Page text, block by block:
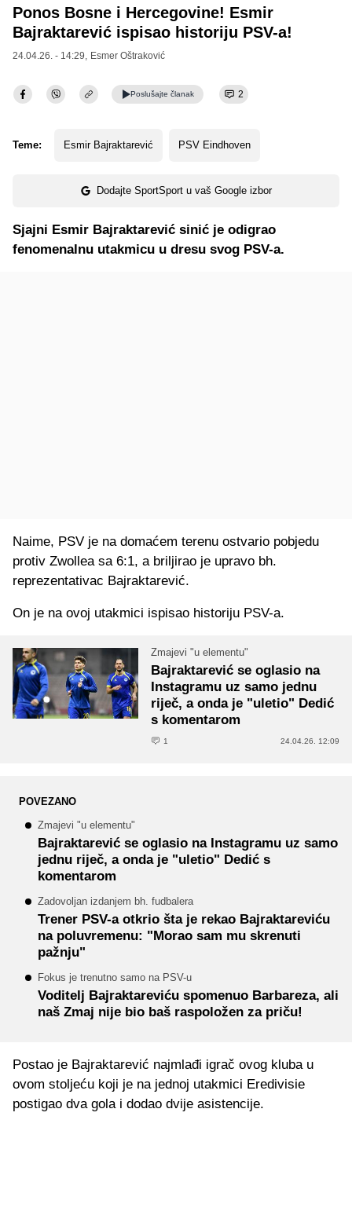
Ponos Bosne i Hercegovine! Esmir
Bajraktarević ispisao historiju PSV-a!
24.04.26. - 14:29, Esmer Oštraković
Poslušajte članak 2
Teme: Esmir Bajraktarević PSV Eindhoven
Dodajte SportSport u vaš Google izbor
Sjajni Esmir Bajraktarević sinić je odigrao
fenomenalnu utakmicu u dresu svog PSV-a.
Naime, PSV je na domaćem terenu ostvario pobjedu
protiv Zwollea sa 6:1, a briljirao je upravo bh.
reprezentativac Bajraktarević.
On je na ovoj utakmici ispisao historiju PSV-a.
Zmajevi "u elementu"
Bajraktarević se oglasio na
Instagramu uz samo jednu
riječ, a onda je "uletio" Dedić
s komentarom
1 24.04.26. 12:09
POVEZANO
Zmajevi "u elementu"
Bajraktarević se oglasio na Instagramu uz samo
jednu riječ, a onda je "uletio" Dedić s
komentarom
Zadovoljan izdanjem bh. fudbalera
Trener PSV-a otkrio šta je rekao Bajraktareviću
na poluvremenu: "Morao sam mu skrenuti
pažnju"
Fokus je trenutno samo na PSV-u
Voditelj Bajraktareviću spomenuo Barbareza, ali
naš Zmaj nije bio baš raspoložen za priču!
Postao je Bajraktarević najmlađi igrač ovog kluba u
ovom stoljeću koji je na jednoj utakmici Eredivisie
postigao dva gola i dodao dvije asistencije.